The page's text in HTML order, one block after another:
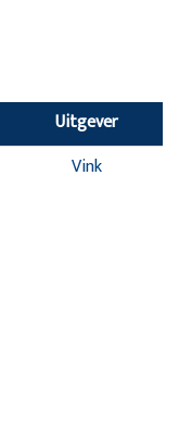
Uitgever
Vink